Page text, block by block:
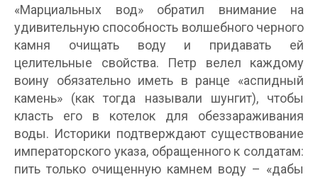
«Марциальных вод» обратил внимание на
удивительную способность волшебного черного
камня очищать воду и придавать ей
целительные свойства. Петр велел каждому
воину обязательно иметь в ранце «аспидный
камень» (как тогда называли шунгит), чтобы
класть его в котелок для обеззараживания
воды. Историки подтверждают существование
императорского указа, обращенного к солдатам:
пить только очищенную камнем воду – «дабы